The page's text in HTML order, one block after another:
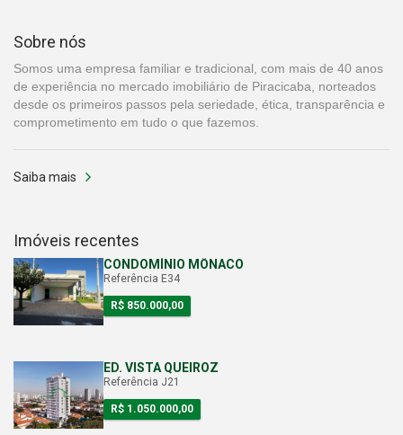
Sobre nós
Somos uma empresa familiar e tradicional, com mais de 40 anos
de experiência no mercado imobiliário de Piracicaba, norteados
desde os primeiros passos pela seriedade, ética, transparência e
comprometimento em tudo o que fazemos.
Saiba mais
Imóveis recentes
CONDOMÍNIO MÔNACO
Referência E34
R$ 850.000,00
ED. VISTA QUEIROZ
Referência J21
R$ 1.050.000,00